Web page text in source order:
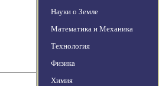
Науки о Земле
Математика и Механика
Технология
Физика
Химия